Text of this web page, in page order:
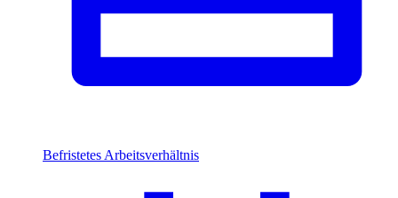
Befristetes Arbeitsverhältnis